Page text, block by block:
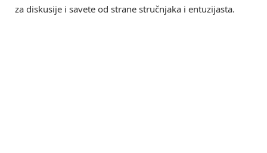
za diskusije i savete od strane stručnjaka i entuzijasta.